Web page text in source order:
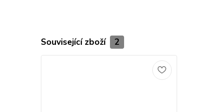
Související zboží 2